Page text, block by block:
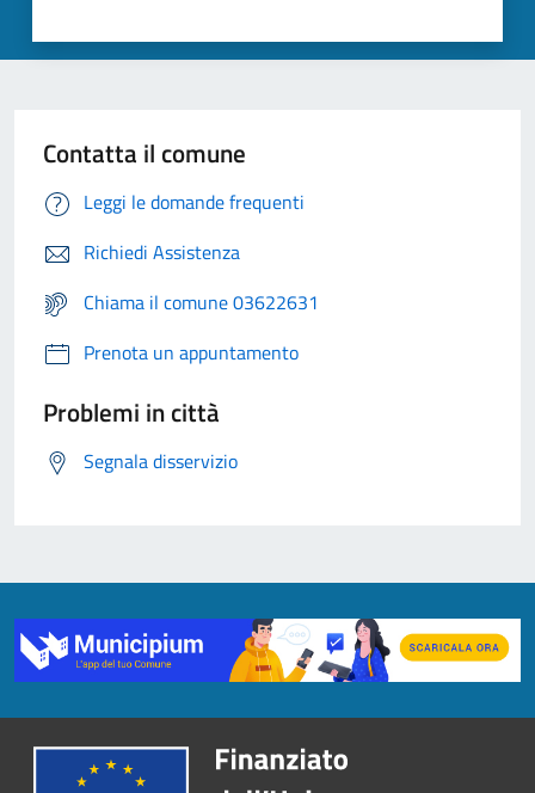
Contatta il comune
Leggi le domande frequenti
Richiedi Assistenza
Chiama il comune 03622631
Prenota un appuntamento
Problemi in città
Segnala disservizio